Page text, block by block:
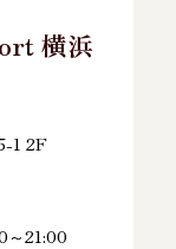
横浜
1 2F
～21:00